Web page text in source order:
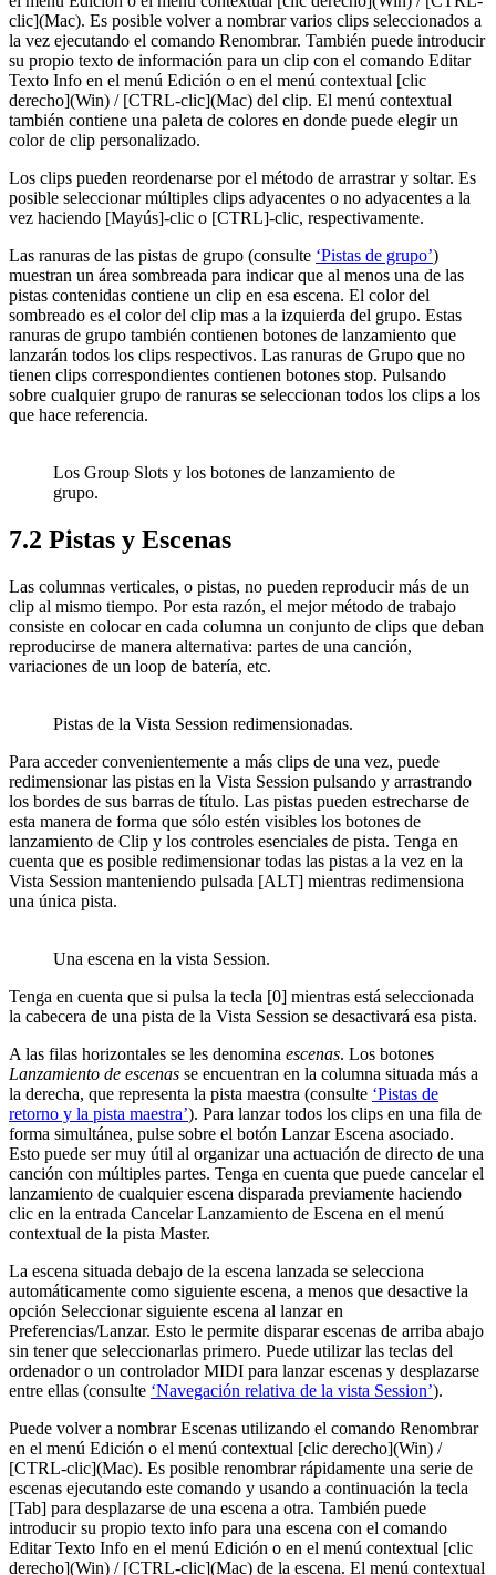
clic](Mac). Es posible volver a nombrar varios clips seleccionados a
la vez ejecutando el comando Renombrar. También puede introducir
su propio texto de información para un clip con el comando Editar
Texto Info en el menú Edición o en el menú contextual [clic
derecho](Win) / [CTRL-clic](Mac) del clip. El menú contextual
también contiene una paleta de colores en donde puede elegir un
color de clip personalizado.
Los clips pueden reordenarse por el método de arrastrar y soltar. Es
posible seleccionar múltiples clips adyacentes o no adyacentes a la
vez haciendo [Mayús]-clic o [CTRL]-clic, respectivamente.
Las ranuras de las pistas de grupo (consulte ‘Pistas de grupo’)
muestran un área sombreada para indicar que al menos una de las
pistas contenidas contiene un clip en esa escena. El color del
sombreado es el color del clip mas a la izquierda del grupo. Estas
ranuras de grupo también contienen botones de lanzamiento que
lanzarán todos los clips respectivos. Las ranuras de Grupo que no
tienen clips correspondientes contienen botones stop. Pulsando
sobre cualquier grupo de ranuras se seleccionan todos los clips a los
que hace referencia.
Los Group Slots y los botones de lanzamiento de
grupo.
7.2 Pistas y Escenas
Las columnas verticales, o pistas, no pueden reproducir más de un
clip al mismo tiempo. Por esta razón, el mejor método de trabajo
consiste en colocar en cada columna un conjunto de clips que deban
reproducirse de manera alternativa: partes de una canción,
variaciones de un loop de batería, etc.
Pistas de la Vista Session redimensionadas.
Para acceder convenientemente a más clips de una vez, puede
redimensionar las pistas en la Vista Session pulsando y arrastrando
los bordes de sus barras de título. Las pistas pueden estrecharse de
esta manera de forma que sólo estén visibles los botones de
lanzamiento de Clip y los controles esenciales de pista. Tenga en
cuenta que es posible redimensionar todas las pistas a la vez en la
Vista Session manteniendo pulsada [ALT] mientras redimensiona
una única pista.
Una escena en la vista Session.
Tenga en cuenta que si pulsa la tecla [0] mientras está seleccionada
la cabecera de una pista de la Vista Session se desactivará esa pista.
A las filas horizontales se les denomina escenas. Los botones
Lanzamiento de escenas se encuentran en la columna situada más a
la derecha, que representa la pista maestra (consulte ‘Pistas de
retorno y la pista maestra’). Para lanzar todos los clips en una fila de
forma simultánea, pulse sobre el botón Lanzar Escena asociado.
Esto puede ser muy útil al organizar una actuación de directo de una
canción con múltiples partes. Tenga en cuenta que puede cancelar el
lanzamiento de cualquier escena disparada previamente haciendo
clic en la entrada Cancelar Lanzamiento de Escena en el menú
contextual de la pista Master.
La escena situada debajo de la escena lanzada se selecciona
automáticamente como siguiente escena, a menos que desactive la
opción Seleccionar siguiente escena al lanzar en
Preferencias/Lanzar. Esto le permite disparar escenas de arriba abajo
sin tener que seleccionarlas primero. Puede utilizar las teclas del
ordenador o un controlador MIDI para lanzar escenas y desplazarse
entre ellas (consulte ‘Navegación relativa de la vista Session’).
Puede volver a nombrar Escenas utilizando el comando Renombrar
en el menú Edición o el menú contextual [clic derecho](Win) /
[CTRL-clic](Mac). Es posible renombrar rápidamente una serie de
escenas ejecutando este comando y usando a continuación la tecla
[Tab] para desplazarse de una escena a otra. También puede
introducir su propio texto info para una escena con el comando
Editar Texto Info en el menú Edición o en el menú contextual [clic
derecho](Win) / [CTRL-clic](Mac) de la escena. El menú contextual